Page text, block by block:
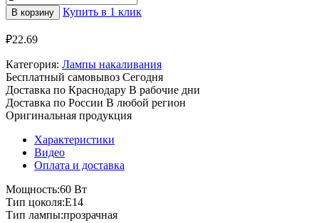
В корзину Купить в 1 клик
₽22.69
Категория: Лампы накаливания
Бесплатный самовывоз Сегодня
Доставка по Краснодару В рабочие дни
Доставка по России В любой регион
Оригинальная продукция
Характеристики
Видео
Оплата и доставка
Мощность:60 Вт
Тип цоколя:E14
Тип лампы:прозрачная